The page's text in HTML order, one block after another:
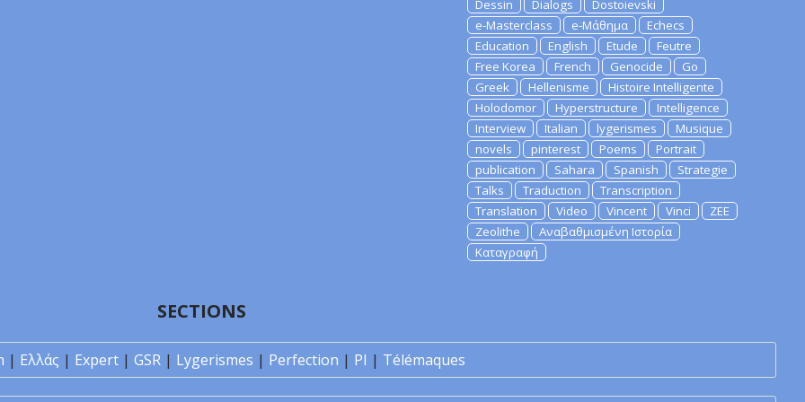
Dessin
Dialogs
Dostoievski
e-Masterclass
e-Μάθημα
Echecs
Education
English Etude
Feutre
Free Korea
French Genocide
Go
Greek
Hellenisme
Histoire Intelligente
Holodomor
Hyperstructure
Intelligence
Interview
Italian lygerismes
Musique
novels
pinterest Poems
Portrait
publication
Sahara Spanish
Strategie
Talks
Traduction
Transcription
Translation
Video Vincent Vinci
ZEE
Zeolithe
Αναβαθμισμένη Ιστορία
Καταγραφή
SECTIONS
| Ελλάς | Expert | GSR | Lygerismes | Perfection | PI | Télémaques